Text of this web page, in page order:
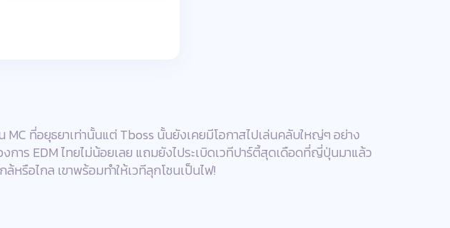
MC ที่อยุธยาเท่านั้นแต่ Tboss นั้นยังเคยมีโอกาสไปเล่นคลับใหญ่ๆ อย่าง
การ EDM ไทยไม่น้อยเลย แถมยังไประเบิดเวทีปาร์ตี้สุดเดือดที่ญี่ปุ่นมาแล้ว
รือไกล เขาพร้อมทำให้เวทีลุกโชนเป็นไฟ!